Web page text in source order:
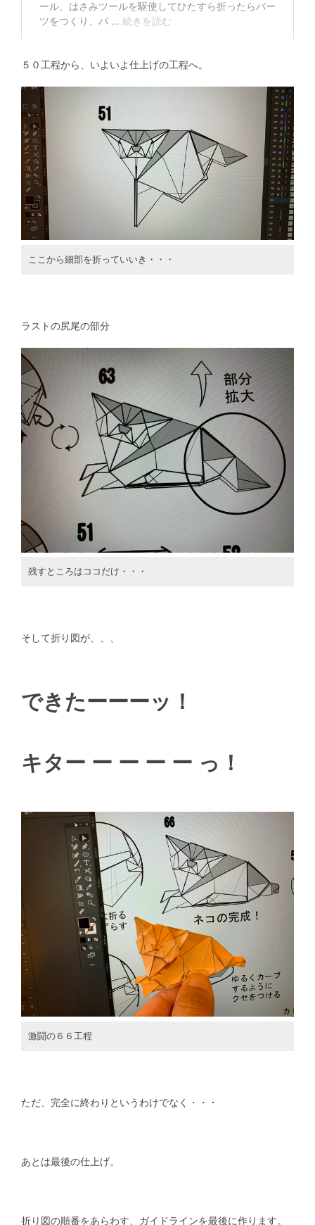
５０工程から、いよいよ仕上げの工程へ。
ここから細部を折っていいき・・・
ラストの尻尾の部分
残すところはココだけ・・・
そして折り図が、、、
できたーーーッ！
キター ー ー ー ー っ！
激闘の６６工程
ただ、完全に終わりというわけでなく・・・
あとは最後の仕上げ。
折り図の順番をあらわす、ガイドラインを最後に作ります。